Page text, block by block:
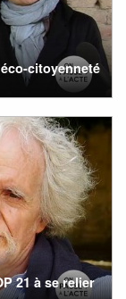
citoyenneté
21 à se relier